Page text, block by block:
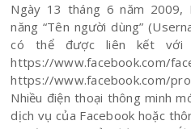
Ngày 13 tháng 6 năm 2009,
năng “Tên người dùng”
có thể được liên kết với
https://
https://www.facebook.com/
Nhiều điện thoại thông minh
dịch vụ của Facebook hoặc